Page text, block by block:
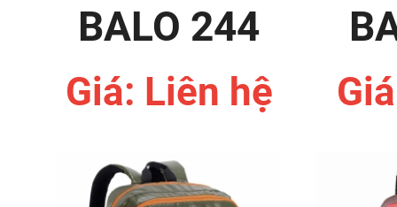
BALO 244
Giá: Liên hệ